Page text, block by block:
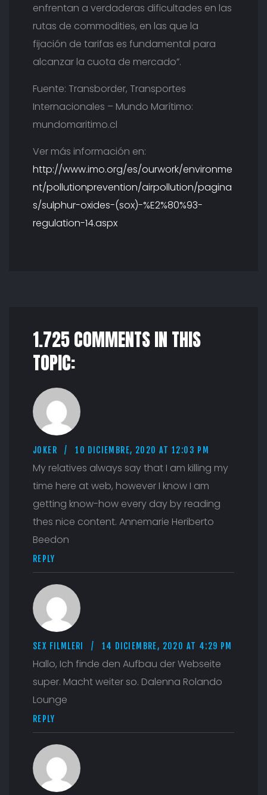
enfrentan a verdaderas dificultades en las
rutas de commodities, en las que la
fijación de tarifas es fundamental para
alcanzar la cuota de mercado”.
Fuente: Transborder, Transportes
Internacionales – Mundo Marítimo:
mundomaritimo.cl
Ver más información en:
http://www.imo.org/es/ourwork/environme
nt/pollutionprevention/airpollution/pagina
s/sulphur-oxides-(sox)-%E2%80%93-
regulation-14.aspx
1.725 COMMENTS IN THIS
TOPIC:
JOKER 10 DICIEMBRE, 2020 AT 12:03 PM
My relatives always say that I am killing my
time here at web, however I know I am
getting know-how every day by reading
thes nice content. Annemarie Heriberto
Beedon
REPLY
SEX FILMLERI 14 DICIEMBRE, 2020 AT 4:29 PM
Hallo, Ich finde den Aufbau der Webseite
super. Macht weiter so. Dalenna Rolando
Lounge
REPLY